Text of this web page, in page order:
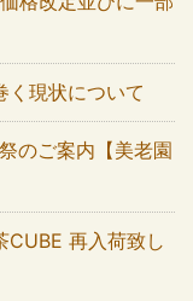
く現状について
のご案内【美老園
CUBE 再入荷致し